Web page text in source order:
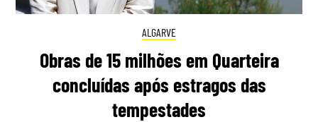
ALGARVE
Obras de 15 milhões em Quarteira
concluídas após estragos das
tempestades